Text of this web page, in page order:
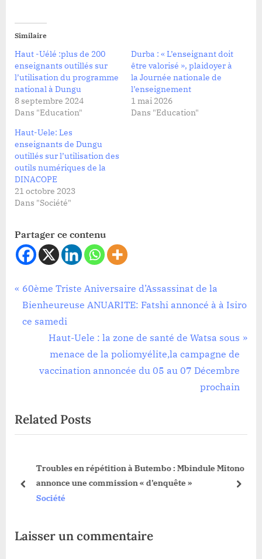
Similaire
Haut -Uélé :plus de 200
enseignants outillés sur
l’utilisation du programme
national à Dungu
8 septembre 2024
Dans "Education"
Durba : « L’enseignant doit
être valorisé », plaidoyer à
la Journée nationale de
l’enseignement
1 mai 2026
Dans "Education"
Haut-Uele: Les
enseignants de Dungu
outillés sur l’utilisation des
outils numériques de la
DINACOPE
21 octobre 2023
Dans "Société"
Partager ce contenu
Société
Navigation
de
l’article
P
r
e
P
o
:
60ème Triste Aniversaire d’Assassinat de la
Bienheureuse ANUARITE: Fatshi annoncé à à Isiro
ce samedi
N
e
x
o
s
:
Haut-Uele : la zone de santé de Watsa sous
menace de la poliomyélite,la campagne de
vaccination annoncée du 05 au 07 Décembre
prochain
Related Posts
Troubles en répétition à Butembo : Mbindule Mitono
annonce une commission « d’enquête »
Société
prev next
Laisser un commentaire